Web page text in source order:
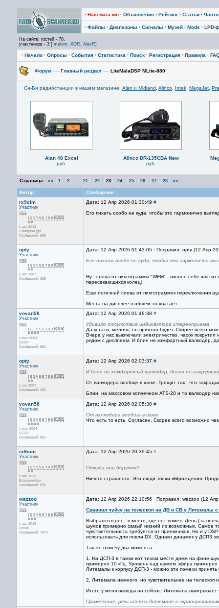
· Наш магазин · Объявления · Рейтинг · Статьи ·
· Файлы · Диапазоны · Сигналы · Музей · Mods · LPD-
На сайте: гостей - 70,
участников - 3 [ melom, XOR, AlexR]
· Начало · Опросы · События · Статистика · Поиск · Регистрация · Правила ·
Форум —› Главный раздел —› LiteMalaDSP MLite-880
Си-Би радиостанции в нашем магазине: Alan и Midland Alinco Intek MegaJet
Alan 48 Excel
руб.
Alinco DR-135CBA New
руб.
Страница: «« 1 2 21 22 23 24 25 26 27 28 »»
Автор
Сообщение
rx9cim
Участник
с авг 2013
Екатеринбург
Сообщений: 695
Дата: 12 Апр 2026 01:30:49 #
Его пихать особо не куда, чтобы это гармонично
opty
Участник
с авг 2007
Сообщений: 385
Дата: 12 Апр 2026 01:43:05 · Поправил: opty (12 Апр
Его пихать особо не куда, чтобы это гармонично
Ну , слева от пиктограммы "WFM" , вполне себе
пересекающихся колец)
Еще логичней слева от пиктограммок переключения
Места на дисплее в общем то хватает
vovan58
Участник
с июл 2004
СССР
Сообщений: 851
Дата: 12 Апр 2026 01:49:38 #
Удивило отсутствие индикактора стереоприема
Да кстати, мелочь, но приятно будет. Скорее всего
Вчера у нас выключали электричество, часок
рядом с дисплеем. И блин не комфортный валкодер,
opty
Участник
с авг 2007
Сообщений: 385
Дата: 12 Апр 2026 02:03:37 #
И блин не комфортный валкодер, долго не
От валкодера вообще в шоке. Трещит так , что
Блин, на массовом копеечном ATS-20 и то валкодер
vovan58
Участник
с июл 2004
СССР
Сообщений: 851
Дата: 12 Апр 2026 02:05:38 #
От валкодера вообще в шоке
Что есть то есть. Согласен. Скорее всего возможно
rx9cim
Участник
с авг 2013
Екатеринбург
Сообщений: 695
Дата: 12 Апр 2026 20:39:45 #
Откуда они берутся?
Ничего страшного. Это люди эпохи вЫрождения.
wazzoo
Участник
с авг 2016
Псков
Сообщений: 7674
Дата: 12 Апр 2026 22:10:56 · Поправил: wazzoo (12
Сравнил чуйку на телескоп на ДВ и СВ у Литемалы
Выбрался в лес - в место, где нет помех. День (за
шумов примерно самый низкий из возможных. Самое
чувствительность требуется от приемников. Но и у
использовать для ловли DX. Однако динамик у ДСП3
Так же отмечу два момента:
1. На ДСП-3 в таком вот тихом месте днем на фоне
примерно 10 кГц. Уровень над шумом эфира примерно
Литемалы к корпусу ДСП-3 - можно эти помехи
2. Литемала немного, но чувствительнее на
Итого у меня выводы на сейчас: Литемала
Примечание: речь идет о Литемале с